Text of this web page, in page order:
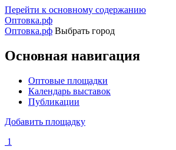
Перейти к основному содержанию
Оптовка.рф
Оптовка.рф Выбрать город
Основная навигация
Оптовые площадки
Календарь выставок
Публикации
Добавить площадку
1